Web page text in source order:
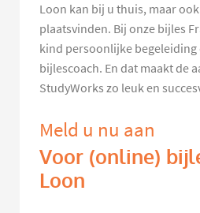
Loon kan bij u thuis, maar
plaatsvinden. Bij onze bijles
kind persoonlijke begeleiding
bijlescoach. En dat maakt de
StudyWorks zo leuk en
Meld u nu aan
Voor (online)
Loon